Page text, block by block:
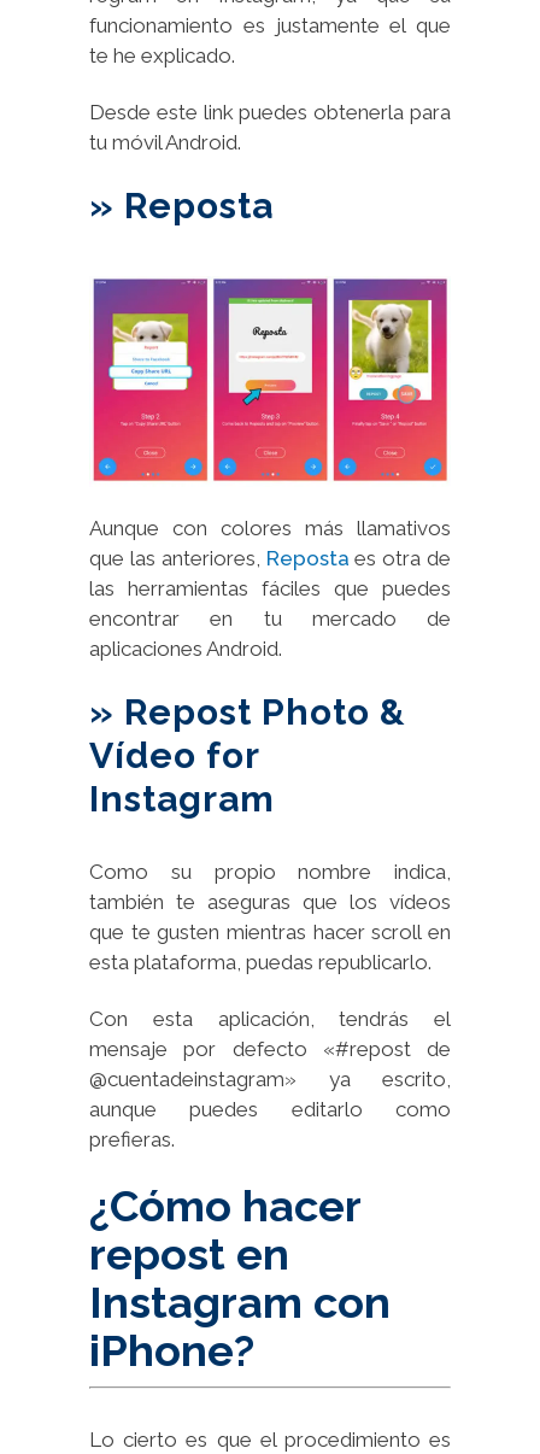
funcionamiento es justamente el que
te he explicado.
Desde este link puedes obtenerla para
tu móvil Android.
» Reposta
Aunque con colores más llamativos
que las anteriores, Reposta es otra de
las herramientas fáciles que puedes
encontrar en tu mercado de
aplicaciones Android.
» Repost Photo &
Vídeo for
Instagram
Como su propio nombre indica,
también te aseguras que los vídeos
que te gusten mientras hacer scroll en
esta plataforma, puedas republicarlo.
Con esta aplicación, tendrás el
mensaje por defecto «#repost de
@cuentadeinstagram» ya escrito,
aunque puedes editarlo como
prefieras.
¿Cómo hacer
repost en
Instagram con
iPhone?
Lo cierto es que el procedimiento es